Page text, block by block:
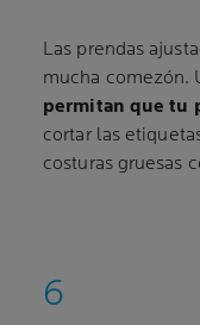
Las prendas
mucha comezón.
permitan que tu
cortar las
costuras gruesas